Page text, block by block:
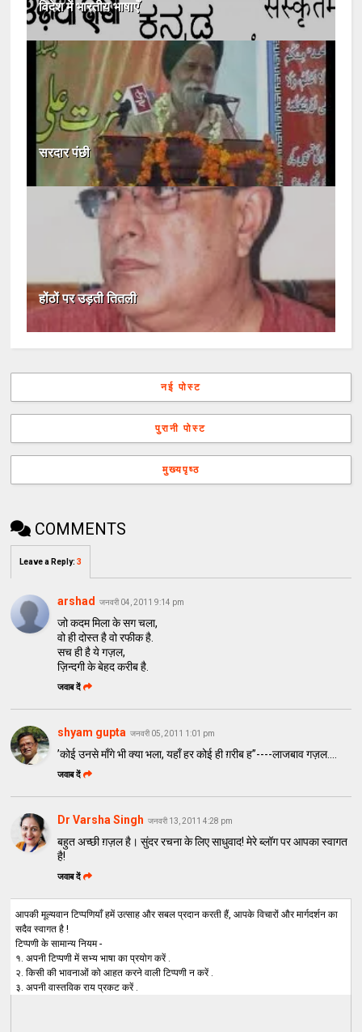
विदेश में भारतीय भाषाएँ
सरदार पंछी
होंठों पर उड़ती तितली
नई पोस्ट
पुरानी पोस्ट
मुख्यपृष्ठ
COMMENTS
Leave a Reply:3
arshad जनवरी 04, 2011 9:14 pm
जो कदम मिला के सग चला,
वो ही दोस्त है वो रफीक है.
सच ही है ये गज़ल,
ज़िन्दगी के बेहद करीब है.
जवाब दें
shyam gupta जनवरी 05, 2011 1:01 pm
’कोई उनसे माँगे भी क्या भला, यहाँ हर कोई ही ग़रीब ह”----लाजबाव गज़ल....
जवाब दें
Dr Varsha Singh जनवरी 13, 2011 4:28 pm
बहुत अच्छी ग़ज़ल है। सुंदर रचना के लिए साधुवाद! मेरे ब्लॉग पर आपका स्वागत
है!
जवाब दें
आपकी मूल्यवान टिप्पणियाँ हमें उत्साह और सबल प्रदान करती हैं, आपके विचारों और मार्गदर्शन का
सदैव स्वागत है !
टिप्पणी के सामान्य नियम -
१. अपनी टिप्पणी में सभ्य भाषा का प्रयोग करें .
२. किसी की भावनाओं को आहत करने वाली टिप्पणी न करें .
३. अपनी वास्तविक राय प्रकट करें .